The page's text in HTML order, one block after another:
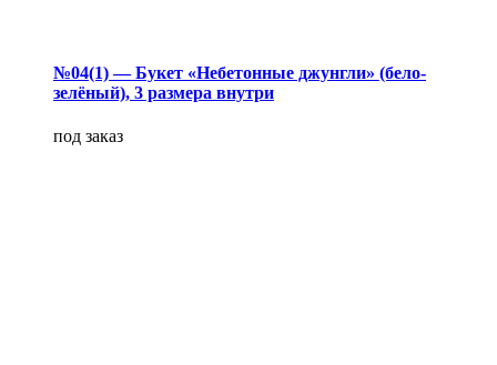
№04(1) — Букет «Небетонные джунгли» (бело-
зелёный), 3 размера внутри
под заказ